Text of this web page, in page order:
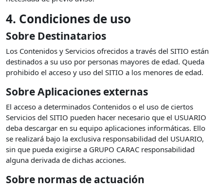
4. Condiciones de uso
Sobre Destinatarios
Los Contenidos y Servicios ofrecidos a través del SITIO están
destinados a su uso por personas mayores de edad. Queda
prohibido el acceso y uso del SITIO a los menores de edad.
Sobre Aplicaciones externas
El acceso a determinados Contenidos o el uso de ciertos
Servicios del SITIO pueden hacer necesario que el USUARIO
deba descargar en su equipo aplicaciones informáticas. Ello
se realizará bajo la exclusiva responsabilidad del USUARIO,
sin que pueda exigirse a GRUPO CARAC responsabilidad
alguna derivada de dichas acciones.
Sobre normas de actuación